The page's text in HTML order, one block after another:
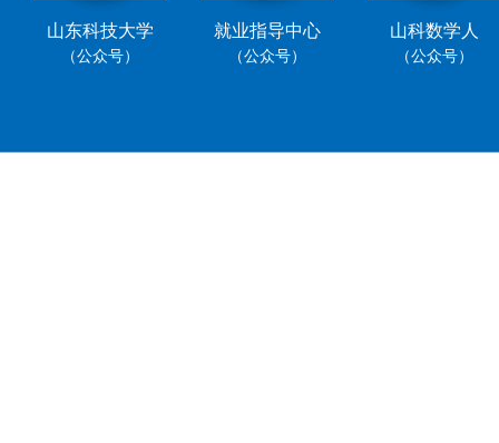
山东科技大学
（公众号）
就业指导中心
（公众号）
山科数学人
（公众号）